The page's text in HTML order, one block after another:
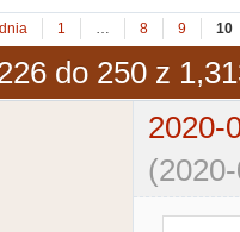
1 … 8 9 10
do 250 z
2020-